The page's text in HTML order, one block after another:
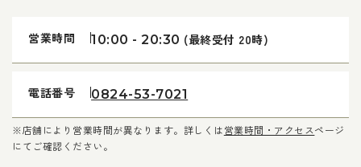
営業時間 10:00 - 20:30 (最終受付 20時)
電話番号 0824-53-7021
※店舗により営業時間が異なります。詳しくは営業時間・アクセスページ
にてご確認ください。